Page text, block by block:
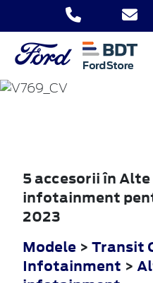
COURIER
5 accesorii în
infotainment
2023
Modele > Transit
Infotainment >